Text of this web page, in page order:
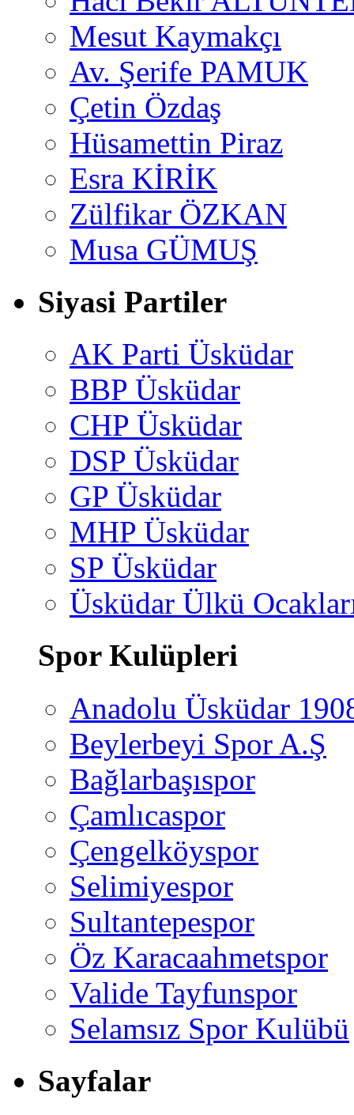
Mesut Kaymakçı
Av. Şerife PAMUK
Çetin Özdaş
Hüsamettin Piraz
Esra KİRİK
Zülfikar ÖZKAN
Musa GÜMUŞ
Siyasi Partiler
AK Parti Üsküdar
BBP Üsküdar
CHP Üsküdar
DSP Üsküdar
GP Üsküdar
MHP Üsküdar
SP Üsküdar
Üsküdar Ülkü
Spor Kulüpleri
Anadolu Üsküdar
Beylerbeyi Spor A.Ş
Bağlarbaşıspor
Çamlıcaspor
Çengelköyspor
Selimiyespor
Sultantepespor
Öz Karacaahmetspor
Valide Tayfunspor
Selamsız Spor Kulübü
Sayfalar